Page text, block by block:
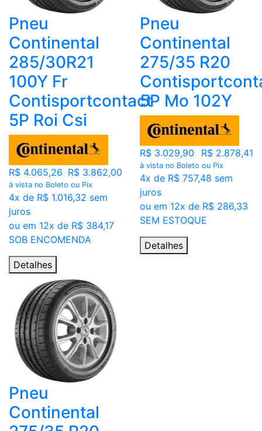
Pneu
Continental
285/30R21
100Y Fr
Contisportcontact
5P Roi Csi
R$ 4.065,26 R$ 3.862,00
à vista no Boleto ou Pix
4x de R$ 1.016,32 sem
juros
ou em 12x de R$ 384,17
SOB ENCOMENDA
Detalhes
Pneu
Continental
275/35 R20
5P Mo 102Y
R$ 3.029,90 R$ 2.878,41
à vista no Boleto ou Pix
4x de R$ 757,48 sem
juros
ou em 12x de R$ 286,33
SEM ESTOQUE
Detalhes
Pneu
Continental